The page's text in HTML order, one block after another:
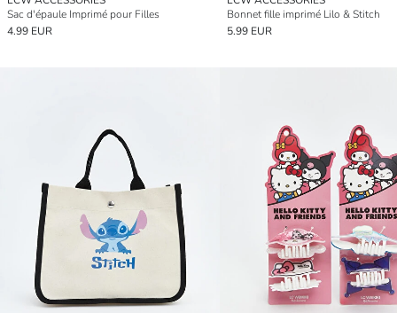
Sac d'épaule Imprimé pour Filles
4.99 EUR
Bonnet fille imprimé Lilo & Stitch
5.99 EUR